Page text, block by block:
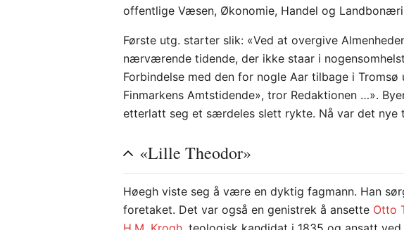
offentlige Væsen, Økonomie, Handel og
Første utg. starter slik: «Ved at overgive
nærværende tidende, der ikke staar i
Forbindelse med den for nogle Aar tilbage i Tromsø
Finmarkens Amtstidende», tror Redaktionen …».
etterlatt seg et særdeles slett rykte. Nå var det nye
«Lille Theodor»
Høegh viste seg å være en dyktig fagmann. Han
foretaket. Det var også en genistrek å ansette Otto